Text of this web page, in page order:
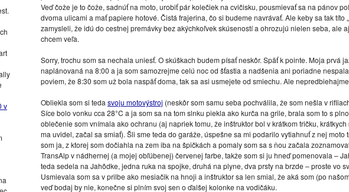
v
Veď čože je to čože, sadnúť na moto, urobiť pár kolečiek na cvičisku, pousmievať sa na pánov
dvoma ulicami a mať papiere hotové. Čistá frajerina, čo si budeme navrávať. Ale keby sa tak títo
zamysleli, že idú do cestnej premávky bez akýchkoľvek skúseností a ohrozujú nielen seba, ale
chcem veľa.
Sorry, trochu som sa nechala uniesť. O skúškach budem písať neskôr. Späť k pointe. Moja prvá
naplánovaná na 8:00 a ja som samozrejme celú noc od šťastia a nadšenia ani poriadne
poviem, že 8:30 som už bola naspäť doma, tak sa asi usmejete od smiechu. Ale
Obliekla som si teda svoju motovýstroj (neskôr som samu seba pochválila, že som nešla v
Síce bolo vonku cca 28°C a ja som sa na tom slnku piekla ako kurča na grile, brala som to s
oblečenie som vnímala ako ochranu (aj napriek tomu, že inštruktor bol v krátkom tričku,
ma uvidel, začal sa smiať). Šli sme teda do garáže, úspešne sa mi podarilo vytiahnuť z nej moto
som ja, z ktorej som dočiahla na zem iba na špičkách a pomaly som sa s ňou začala
TransAlp v nádhernej (a mojej obľúbenej) červenej farbe, takže som si ju hneď pomenovala –
teda sedela na Jahôdke, jedna ruka na spojke, druhá na plyne, dva prsty na brzde – proste vo
Usmievala som sa v prilbe ako mesiačik na hnoji a inštruktor sa len smial, že aká som (po
veď bodaj by nie, konečne si plním svoj sen o ďalšej kolonke na vodičáku.